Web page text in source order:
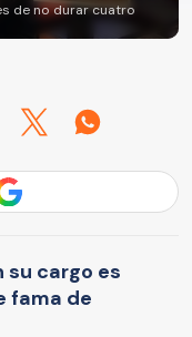
de no durar cuatro
su cargo es
fama de